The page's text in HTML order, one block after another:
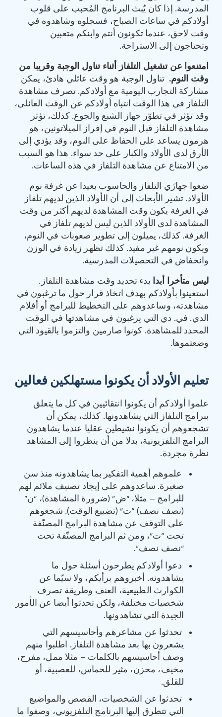
المدرسة. إذا كان يُبث البرنامج المُحبب على قلوب
أولادكم في ساعات الصباح، فسجلوه وشاهدوه في
وقت لاحق، عندما تكونون أنتم وابنكم متعبين
وتحتاجون إلى الاستراحة.
‏امتنعوا عن تشغيل التلفاز أثناء تناول الوجبة وقريبا من
وقت النوم. تناول الوجبة هو وقت عائلي هادئ، يمكن
مشاركة التجارب اليومية مع أولادكم. تصرف مشاهدة
التلفاز في هذا الوقت انتباه أولادكم عن الوقت العائلي،
وقد تؤثر في تطوّر جهاز الشبع والجوع. كذلك، تؤثر
مشاهدة التلفاز قبل النوم في إفراز الميلاتونين، هو
هرمون يساعد على الحفاظ على النوم، وقد يؤدي إلى
الأرق لدى الأولاد والكبار على حد سواء. هذا هو السبب
من الامتناع عن مشاهدة التلفاز في هذه الساعات.
‏ضعوا جهازَي التلفاز والحاسوب بعيدا عن غرفة نوم
الأولاد. تشير الأبحاث إلى أن الأولاد الذين لديهم تلفاز
في الغرفة يكون وقت المشاهدة لديهم أكثر من وقت
المشاهدة لدى الأولاد الذين ليس لديهم تلفاز في
الغرفة. كذلك، يميلون إلى تطوير صعوبات في النوم،
ويكون نومهم غير مفيد. كذلك تظهر زيادة في الوزن
وانخفاض في التحصيلات المدرسية.
ليس متأخرا أبدا بدء تحديد وقت مشاهدة التلفاز.
استعينوا بأولادكم بهدف اتخاذ قرار حول ما ترغبون في
مشاهدته، وساعدوهم على التخطيط للبرامج أو أفلام
الدي. في. دي التي يرغبون في مشاهدتها في الوقت
المحدد للمشاهدة. كونوا صارمين والتزموا بالقيود التي
وضعتموها.
تعليم الأولاد أن يكونوا مستهلكين فعالين
علموا أولادكم أن يكونوا انتقائيين في كل ما يتعلق
ببرامج التلفاز التي يشاهدونها. كذلك، يمكن أن
تشجعوهم أن يكونوا نشيطين عقليا عندما يشاهدون
البرامج التلفزيونية، بدلا من أن ينظروا إلى المشاهد
نظرة مجردة.
علموهم أهمية التفكير بما يشاهدونه منذ سن
صغيرة. ساعدوهم على إيجاد تصنيف ملائم لهم
للبرامج – مثلا، “ض” (ضرورة المشاهدة)، “ن”
(نصف نصف) “ت” (تضييع الوقت). شجعوهم
على التوقف عن مشاهدة البرامج المصنّفة
تحت “ت”، ومن ثم البرامج المصنّفة تحت
“نصف نصف”.
دعوا أولادكم يطرحون أسئلة حول ما
يشاهدونه. أخبروهم برأيكم، ولا سيّما عن
الكوارث الطبيعية، العنف وطريقة تصرف
شخصيات مختلفة، ولكن تحدثوا أيضا عن الأمور
الجيدة التي تشاهدونها.
تحدثوا عن مشاعرهم وأحاسيسهم التي
يشعرون بها بعد مشاهدة التلفاز. اطلبوا منهم
وصف أحاسيسهم بالكلمات – مثلا ممل، مفرح،
مخيف، محزن، مثير للحماس، للعصبية، أو
للقلق.
تحدثوا عن الشخصيات، القصص والمواضيع
التي تتطرق إليها البرنامج التلفزيوني، وصفوا ما